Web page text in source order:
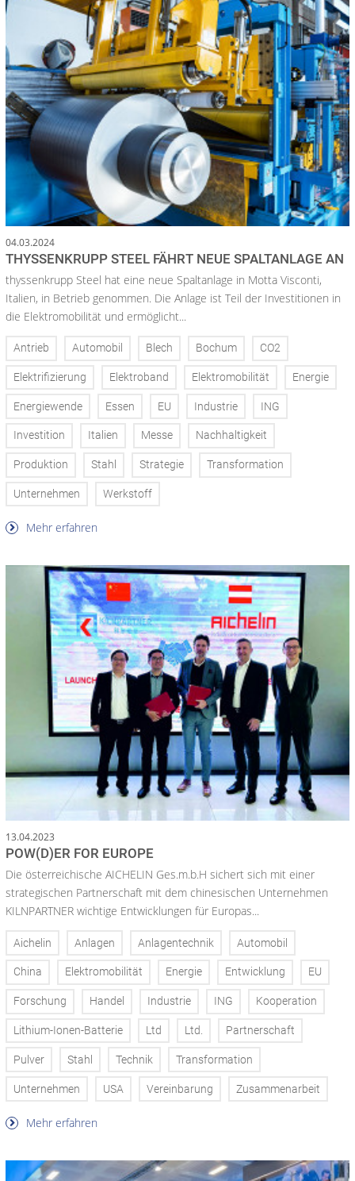
04.03.2024
THYSSENKRUPP STEEL FÄHRT NEUE SPALTANLAGE AN
thyssenkrupp Steel hat eine neue Spaltanlage in Motta Visconti,
Italien, in Betrieb genommen. Die Anlage ist Teil der Investitionen in
die Elektromobilität und ermöglicht...
Antrieb Automobil Blech Bochum CO2
Elektrifizierung Elektroband Elektromobilität Energie
Energiewende Essen EU Industrie ING
Investition Italien Messe Nachhaltigkeit
Produktion Stahl Strategie Transformation
Unternehmen Werkstoff
Mehr erfahren
13.04.2023
POW(D)ER FOR EUROPE
Die österreichische AICHELIN Ges.m.b.H sichert sich mit einer
strategischen Partnerschaft mit dem chinesischen Unternehmen
KILNPARTNER wichtige Entwicklungen für Europas...
Aichelin Anlagen Anlagentechnik Automobil
China Elektromobilität Energie Entwicklung EU
Forschung Handel Industrie ING Kooperation
Lithium-Ionen-Batterie Ltd Ltd. Partnerschaft
Pulver Stahl Technik Transformation
Unternehmen USA Vereinbarung Zusammenarbeit
Mehr erfahren